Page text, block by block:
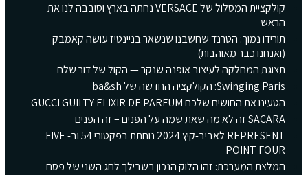
קולקציית המסלול של VERSACE נחתה בארץ וסובבה לנו את
הראש
תורידו נמוך: הטרנד שחשבנו שנשאר בניינטיז עושה קאמבק
(ואנחנו כבר מאוהבות)
תצוגת המחלקה לעיצוב אופנה שנקר — הקול של דור שלם
Swinging Paris: הקולקציה החדשה של ba&sh
הטעינו את החושים שלכם GUCCI GUILTY ELIXIR DE PARFUM
SACARA זה לא מה שאת שמה על הפנים – זה הפנים
REPRESENT לאביב-קיץ 2024 נוחתת בפקטורי 54 וב- FIVE
POINT FOUR
המלצת המערכת: זהו הלוק הנכון בשבילך לחג השני של פסח